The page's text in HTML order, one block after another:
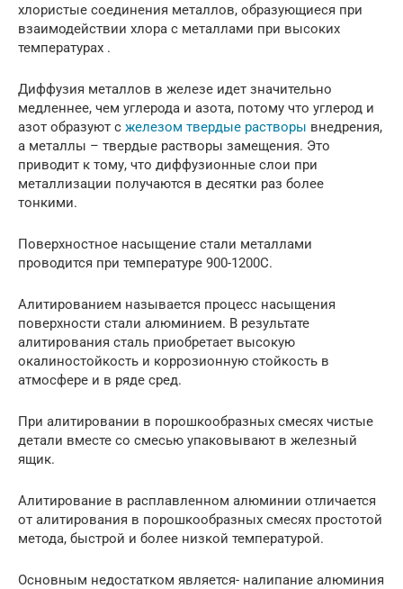
хлористые соединения металлов, образующиеся при
взаимодействии хлора с металлами при высоких
температурах .
Диффузия металлов в железе идет значительно
медленнее, чем углерода и азота, потому что углерод и
азот образуют с железом твердые растворы внедрения,
а металлы – твердые растворы замещения. Это
приводит к тому, что диффузионные слои при
металлизации получаются в десятки раз более
тонкими.
Поверхностное насыщение стали металлами
проводится при температуре 900-1200С.
Алитированием называется процесс насыщения
поверхности стали алюминием. В результате
алитирования сталь приобретает высокую
окалиностойкость и коррозионную стойкость в
атмосфере и в ряде сред.
При алитировании в порошкообразных смесях чистые
детали вместе со смесью упаковывают в железный
ящик.
Алитирование в расплавленном алюминии отличается
от алитирования в порошкообразных смесях простотой
метода, быстрой и более низкой температурой.
Основным недостатком является- налипание алюминия